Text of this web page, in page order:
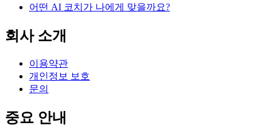
어떤 AI 코치가 나에게 맞을까요?
회사 소개
이용약관
개인정보 보호
문의
중요 안내